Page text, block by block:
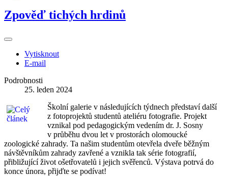
Zpověď tichých hrdinů
Vytisknout
E-mail
Podrobnosti
25. leden 2024
Školní galerie v následujících týdnech představí další
z fotoprojektů studentů ateliéru fotografie. Projekt
vznikal pod pedagogickým vedením dr. J. Sosny
v průběhu dvou let v prostorách olomoucké
zoologické zahrady. Ta našim studentům otevřela dveře běžným
návštěvníkům zahrady zavřené a vznikla tak série fotografií,
přibližující život ošetřovatelů i jejich svěřenců. Výstava potrvá do
konce února, přijďte se podívat!